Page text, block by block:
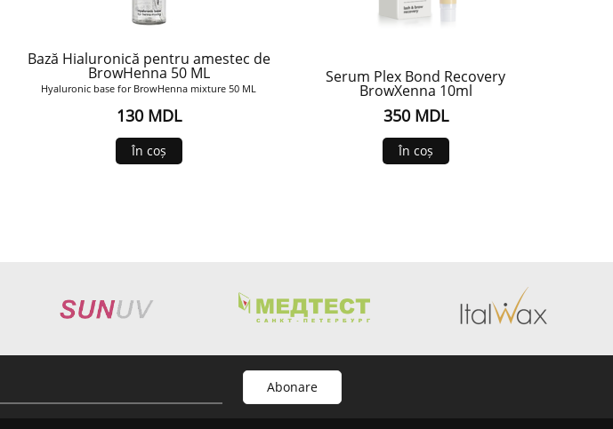
Bază Hialuronică pentru amestec de
BrowHenna 50 ML
Hyaluronic base for BrowHenna mixture 50 ML
130 MDL
În coș
Serum Plex Bond Recovery
BrowXenna 10ml
350 MDL
În coș